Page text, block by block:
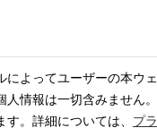
よってユーザーの本ウェ
情報は一切含みません。
。詳細については、 プラ